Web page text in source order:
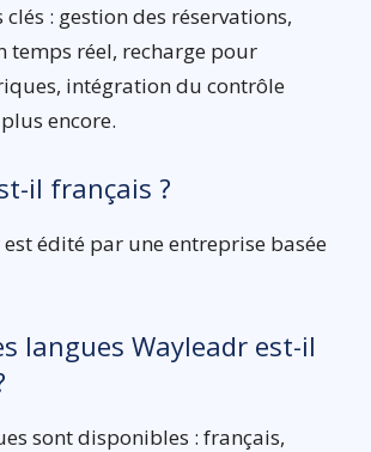
: gestion des réservations,
temps réel, recharge pour
intégration du contrôle
encore.
il français ?
édité par une entreprise basée
langues Wayleadr est-il
sont disponibles : français,